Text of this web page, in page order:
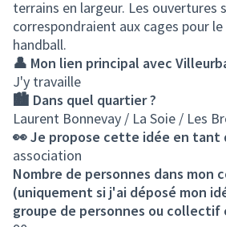
terrains en largeur. Les ouvertures
correspondraient aux cages pour
handball.
👤 Mon lien principal avec
J'y travaille
🏙️ Dans quel quartier ?
Laurent Bonnevay / La Soie / Les
👀 Je propose cette idée en tant
association
Nombre de personnes dans mon
(uniquement si j'ai déposé mon
groupe de personnes ou